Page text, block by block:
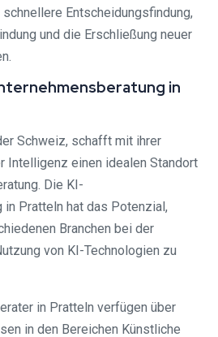
Entscheidungsfindung,
und die Erschließung neuer
in
Schweiz, schafft mit ihrer
Intelligenz einen idealen Standort
Die KI-
in Pratteln hat das Potenzial,
Branchen bei der
von KI-Technologien zu
in Pratteln verfügen über
in den Bereichen Künstliche